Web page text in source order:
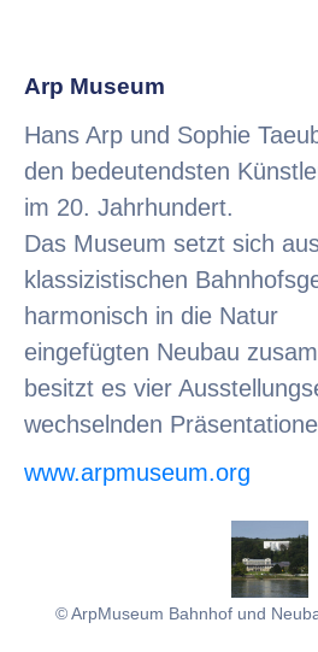
Arp Museum
Hans Arp und Sophie
den bedeutendsten
im 20. Jahrhundert.
Das Museum setzt sich
klassizistischen
harmonisch in die Natur
eingefügten Neubau
besitzt es vier
wechselnden
www.arpmuseum.org
© ArpMuseum Bahnhof und